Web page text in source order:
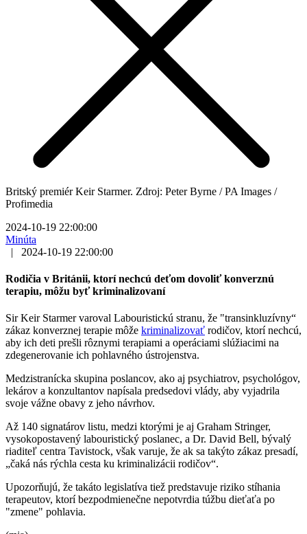
Britský premiér Keir Starmer. Zdroj: Peter Byrne / PA Images /
Profimedia
2024-10-19 22:00:00
Minúta
|
2024-10-19 22:00:00
Rodičia v Británii, ktorí nechcú deťom dovoliť konverznú
terapiu, môžu byť kriminalizovaní
Sir Keir Starmer varoval Labouristickú stranu, že "transinkluzívny“
zákaz konverznej terapie môže kriminalizovať rodičov, ktorí nechcú,
aby ich deti prešli rôznymi terapiami a operáciami slúžiacimi na
zdegenerovanie ich pohlavného ústrojenstva.
Medzistranícka skupina poslancov, ako aj psychiatrov, psychológov,
lekárov a konzultantov napísala predsedovi vlády, aby vyjadrila
svoje vážne obavy z jeho návrhov.
Až 140 signatárov listu, medzi ktorými je aj Graham Stringer,
vysokopostavený labouristický poslanec, a Dr. David Bell, bývalý
riaditeľ centra Tavistock, však varuje, že ak sa takýto zákaz presadí,
„čaká nás rýchla cesta ku kriminalizácii rodičov“.
Upozorňujú, že takáto legislatíva tiež predstavuje riziko stíhania
terapeutov, ktorí bezpodmienečne nepotvrdia túžbu dieťaťa po
"zmene" pohlavia.